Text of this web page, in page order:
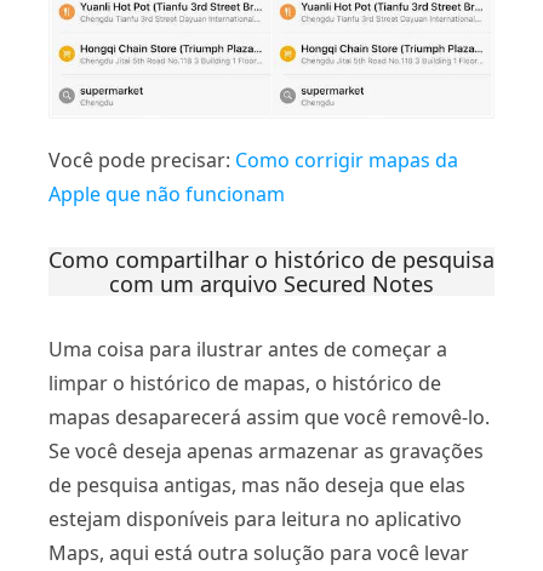
Você pode precisar: Como corrigir mapas da
Apple que não funcionam
Como compartilhar o histórico de pesquisa
com um arquivo Secured Notes
Uma coisa para ilustrar antes de começar a
limpar o histórico de mapas, o histórico de
mapas desaparecerá assim que você removê-lo.
Se você deseja apenas armazenar as gravações
de pesquisa antigas, mas não deseja que elas
estejam disponíveis para leitura no aplicativo
Maps, aqui está outra solução para você levar